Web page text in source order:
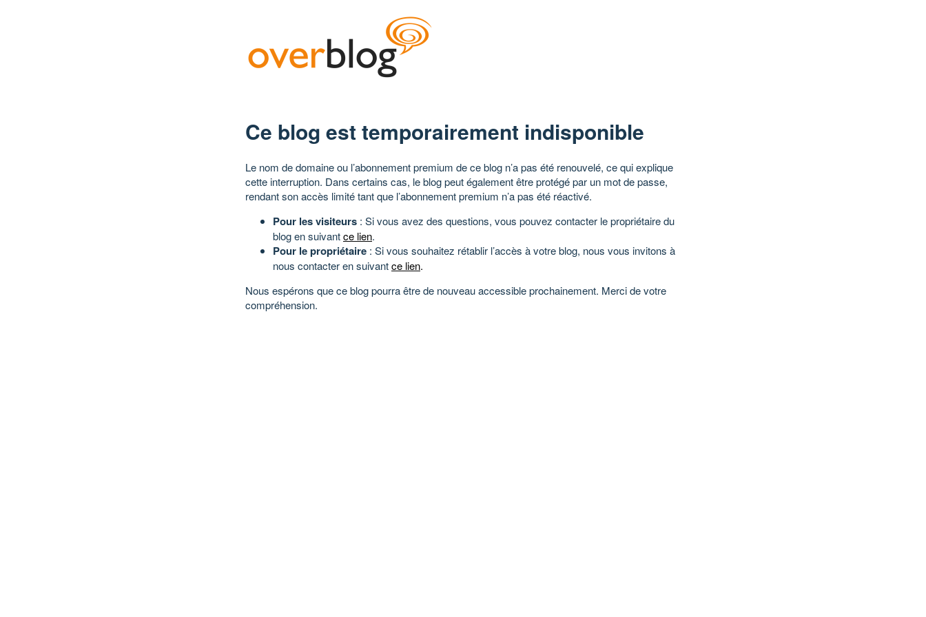
Ce blog est temporairement indisponible
Le nom de domaine ou l’abonnement premium de ce blog n’a pas été renouvelé, ce qui explique
cette interruption. Dans certains cas, le blog peut également être protégé par un mot de passe,
rendant son accès limité tant que l’abonnement premium n’a pas été réactivé.
Pour les visiteurs : Si vous avez des questions, vous pouvez contacter le propriétaire du
blog en suivantce lien.
Pour le propriétaire : Si vous souhaitez rétablir l’accès à votre blog, nous vous invitons à
nous contacter en suivantce lien.
Nous espérons que ce blog pourra être de nouveau accessible prochainement. Merci de votre
compréhension.